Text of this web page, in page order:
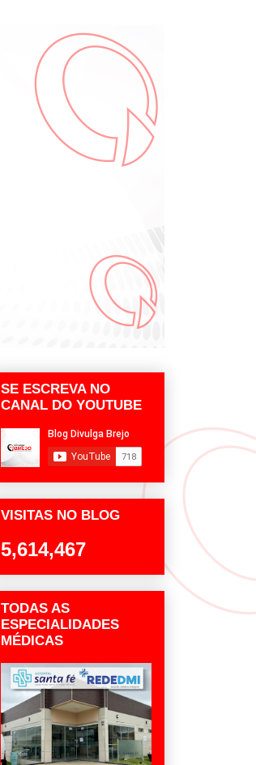
SE ESCREVA NO
CANAL DO YOUTUBE
VISITAS NO BLOG
5,614,467
TODAS AS
ESPECIALIDADES
MÉDICAS